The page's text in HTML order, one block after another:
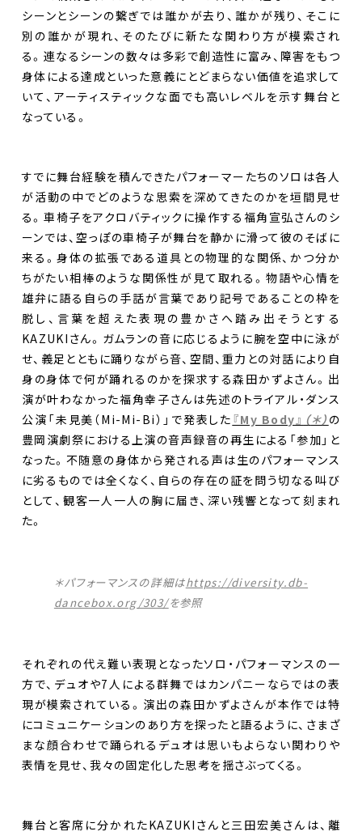
シーンとシーンの繋ぎでは誰かが去り、誰かが残り、そこに
別の誰かが現れ、そのたびに新たな関わり方が模索され
る。連なるシーンの数々は多彩で創造性に富み、障害をもつ
身体による達成といった意義にとどまらない価値を追求して
いて、アーティスティックな面でも高いレベルを示す舞台と
なっている。
すでに舞台経験を積んできたパフォーマーたちのソロは各人
が活動の中でどのような思索を深めてきたのかを垣間見せ
る。車椅子をアクロバティックに操作する福角宣弘さんのシ
ーンでは、空っぽの車椅子が舞台を静かに滑って彼のそばに
来る。身体の拡張である道具との物理的な関係、かつ分か
ちがたい相棒のような関係性が見て取れる。物語や心情を
雄弁に語る自らの手話が言葉であり記号であることの枠を
脱し、言葉を超えた表現の豊かさへ踏み出そうとする
KAZUKIさん。ガムランの音に応じるように腕を空中に泳が
せ、義足とともに踊りながら音、空間、重力との対話により自
身の身体で何が踊れるのかを探求する森田かずよさん。出
演が叶わなかった福角幸子さんは先述のトライアル・ダンス
公演「未見美（Mi-Mi-Bi）」で発表した 『My Body』 （＊） の
豊岡演劇祭における上演の音声録音の再生による「参加」と
なった。不随意の身体から発される声は生のパフォーマンス
に劣るものでは全くなく、自らの存在の証を問う切なる叫び
として、観客一人一人の胸に届き、深い残響となって刻まれ
た。
＊パフォーマンスの詳細はhttps://diversity.db-
dancebox.org/303/を参照
それぞれの代え難い表現となったソロ・パフォーマンスの一
方で、デュオや7人による群舞ではカンパニーならではの表
現が模索されている。演出の森田かずよさんが本作では特
にコミュニケーションのあり方を探ったと語るように、さまざ
まな顔合わせで踊られるデュオは思いもよらない関わりや
表情を見せ、我々の固定化した思考を揺さぶってくる。
舞台と客席に分かれたKAZUKIさんと三田宏美さんは、離